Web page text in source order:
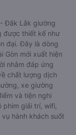
Đắk Lắk giường
được thiết kế như
đại. Đây là dòng
Gòn mới xuất hiện
nhằm đáp ứng
chất lượng dịch
xe giường
và tiện nghi
phim giải trí, wifi,
hành khách suốt